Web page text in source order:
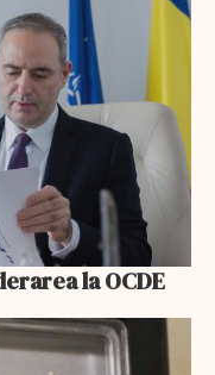
la OCDE